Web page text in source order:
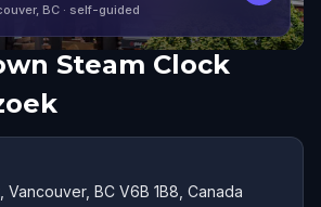
BC · self-guided
Steam Clock
Vancouver, BC V6B 1B8, Canada